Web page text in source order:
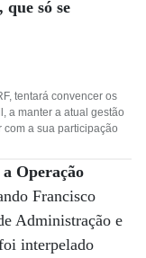
só se
tentará convencer os
a manter a atual gestão
a sua participação
Operação
Francisco
Administração e
interpelado